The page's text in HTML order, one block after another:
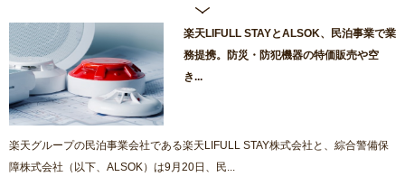
楽天LIFULL STAYとALSOK、民泊事業で業
務提携。防災・防犯機器の特価販売や空
き...
楽天グループの民泊事業会社である楽天LIFULL STAY株式会社と、綜合警備保
障株式会社（以下、ALSOK）は9月20日、民...